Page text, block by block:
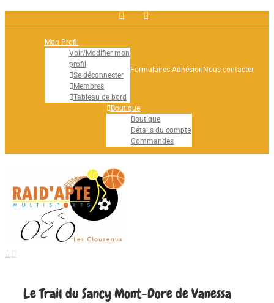
Facebook
Mon Profil
Voir/Modifier mon
profil
Se déconnecter
Membres
Tableau de bord
Formulaires Adhésion Nous contacter
Boutique
Boutique
Détails du compte
Commandes
Le Trail du Sancy Mont-Dore de Vanessa